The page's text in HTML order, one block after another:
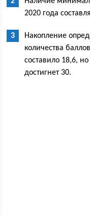
2020 года
Накопление
количества
составило 18,6,
достигнет 30.